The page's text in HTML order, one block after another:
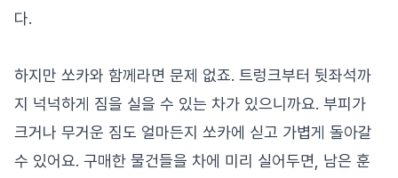
다.
하지만 쏘카와 함께라면 문제 없죠. 트렁크부터 뒷좌석까
지 넉넉하게 짐을 실을 수 있는 차가 있으니까요. 부피가
크거나 무거운 짐도 얼마든지 쏘카에 싣고 가볍게 돌아갈
수 있어요. 구매한 물건들을 차에 미리 실어두면, 남은 훈